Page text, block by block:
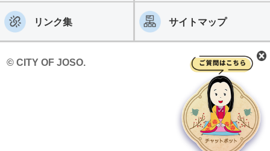
リンク集 サイトマップ
© CITY OF JOSO.